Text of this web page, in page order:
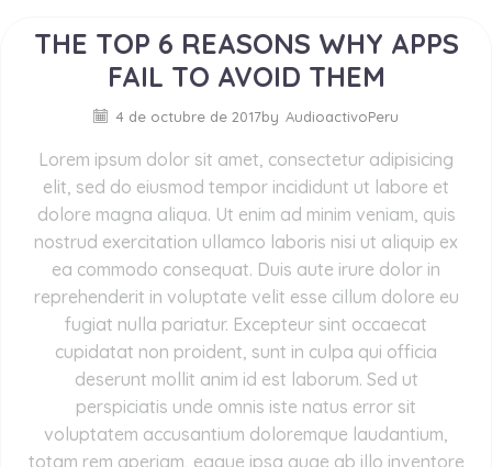
THE TOP 6 REASONS WHY APPS
FAIL TO AVOID THEM
4 de octubre de 2017by AudioactivoPeru
Lorem ipsum dolor sit amet, consectetur adipisicing
elit, sed do eiusmod tempor incididunt ut labore et
dolore magna aliqua. Ut enim ad minim veniam, quis
nostrud exercitation ullamco laboris nisi ut aliquip ex
ea commodo consequat. Duis aute irure dolor in
reprehenderit in voluptate velit esse cillum dolore eu
fugiat nulla pariatur. Excepteur sint occaecat
cupidatat non proident, sunt in culpa qui officia
deserunt mollit anim id est laborum. Sed ut
perspiciatis unde omnis iste natus error sit
voluptatem accusantium doloremque laudantium,
totam rem aperiam, eaque ipsa quae ab illo inventore